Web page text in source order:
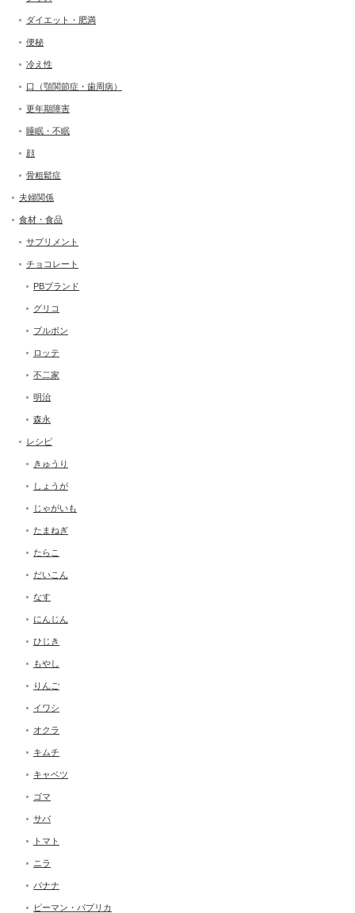
ダイエット・肥満
便秘
冷え性
口（顎関節症・歯周病）
更年期障害
睡眠・不眠
顔
骨粗鬆症
夫婦関係
食材・食品
サプリメント
チョコレート
PBブランド
グリコ
ブルボン
ロッテ
不二家
明治
森永
レシピ
きゅうり
しょうが
じゃがいも
たまねぎ
たらこ
だいこん
なす
にんじん
ひじき
もやし
りんご
イワシ
オクラ
キムチ
キャベツ
ゴマ
サバ
トマト
ニラ
バナナ
ピーマン・パプリカ